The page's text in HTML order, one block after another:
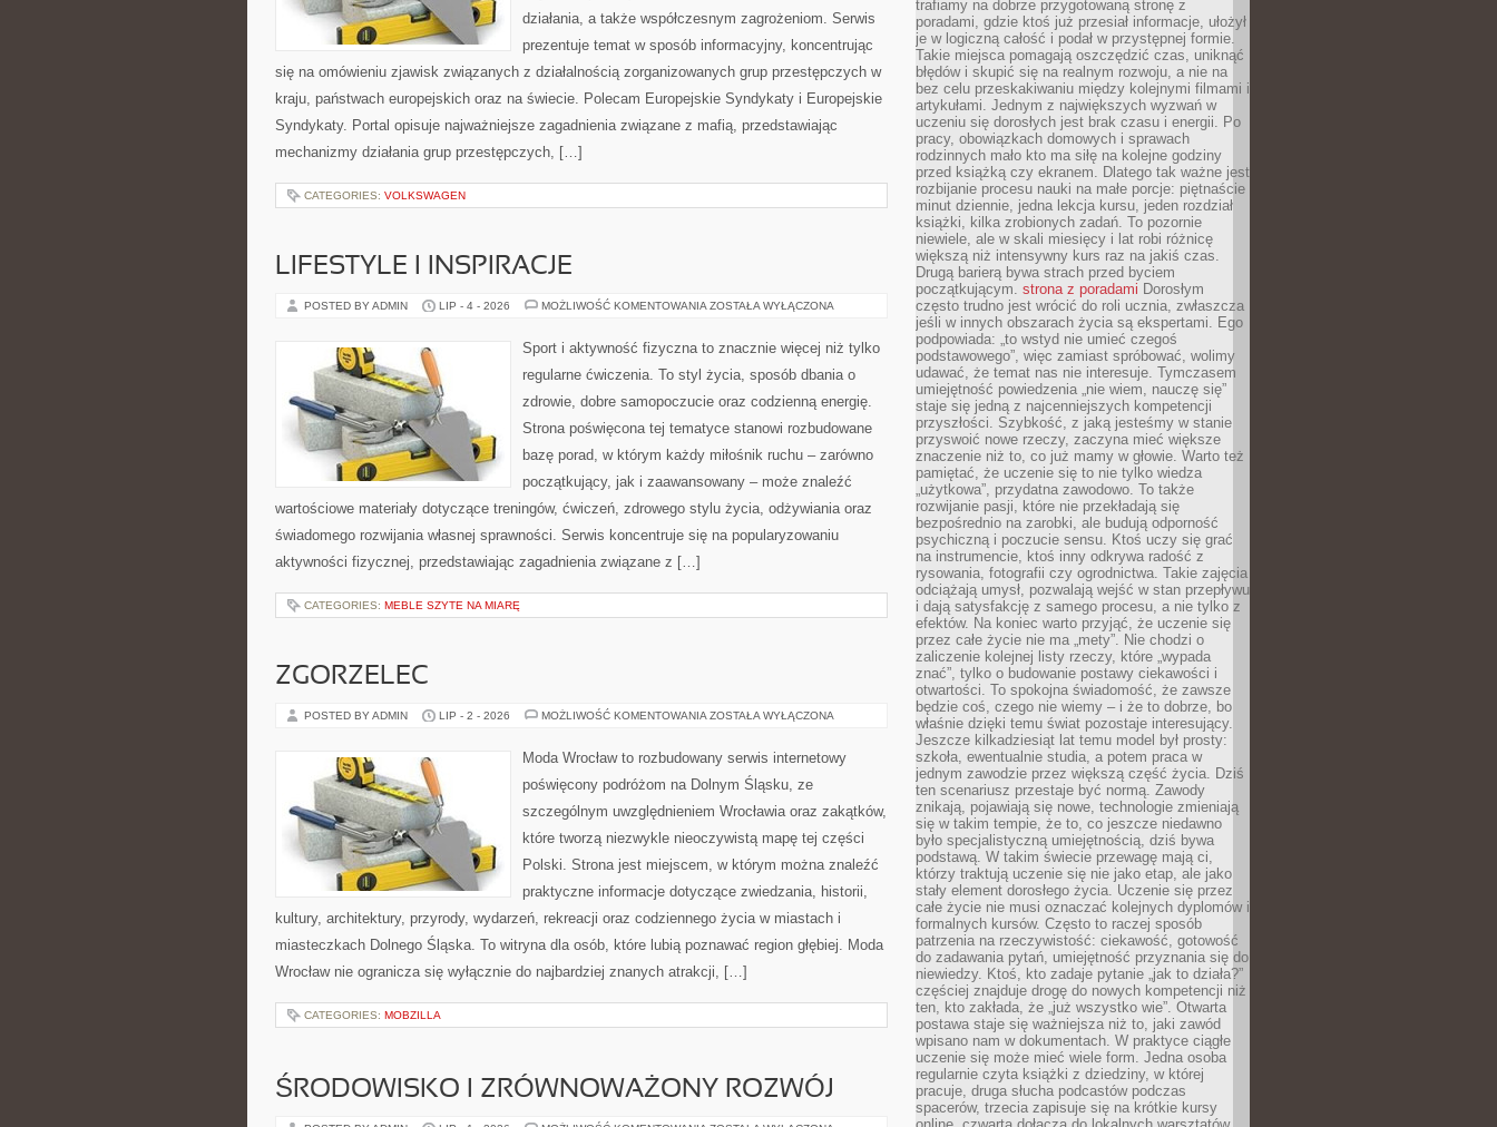
działania, a także współczesnym zagrożeniom. Serwis
prezentuje temat w sposób informacyjny, koncentrując
się na omówieniu zjawisk związanych z działalnością zorganizowanych grup przestępczych w
kraju, państwach europejskich oraz na świecie. Polecam Europejskie Syndykaty i Europejskie
Syndykaty. Portal opisuje najważniejsze zagadnienia związane z mafią, przedstawiając
mechanizmy działania grup przestępczych, […]
CATEGORIES: VOLKSWAGEN
LIFESTYLE I INSPIRACJE
POSTED BY ADMIN LIP - 4 - 2026 MOŻLIWOŚĆ KOMENTOWANIA LIFESTYLE
ZOSTAŁA WYŁĄCZONA
Sport i aktywność fizyczna to znacznie więcej niż tylko
regularne ćwiczenia. To styl życia, sposób dbania o
zdrowie, dobre samopoczucie oraz codzienną energię.
Strona poświęcona tej tematyce stanowi rozbudowane
bazę porad, w którym każdy miłośnik ruchu – zarówno
początkujący, jak i zaawansowany – może znaleźć
wartościowe materiały dotyczące treningów, ćwiczeń, zdrowego stylu życia, odżywiania oraz
świadomego rozwijania własnej sprawności. Serwis koncentruje się na popularyzowaniu
aktywności fizycznej, przedstawiając zagadnienia związane z […]
CATEGORIES: MEBLE SZYTE NA MIARĘ
ZGORZELEC
POSTED BY ADMIN LIP - 2 - 2026 MOŻLIWOŚĆ KOMENTOWANIA ZGORZELEC
ZOSTAŁA WYŁĄCZONA
Moda Wrocław to rozbudowany serwis internetowy
poświęcony podróżom na Dolnym Śląsku, ze
szczególnym uwzględnieniem Wrocławia oraz zakątków,
które tworzą niezwykle nieoczywistą mapę tej części
Polski. Strona jest miejscem, w którym można znaleźć
praktyczne informacje dotyczące zwiedzania, historii,
kultury, architektury, przyrody, wydarzeń, rekreacji oraz codziennego życia w miastach i
miasteczkach Dolnego Śląska. To witryna dla osób, które lubią poznawać region głębiej. Moda
Wrocław nie ogranicza się wyłącznie do najbardziej znanych atrakcji, […]
CATEGORIES: MOBZILLA
ŚRODOWISKO I ZRÓWNOWAŻONY ROZWÓJ
trafiamy na dobrze przygotowaną stronę z
poradami, gdzie ktoś już przesiał informacje, ułożył
je w logiczną całość i podał w przystępnej formie.
Takie miejsca pomagają oszczędzić czas, uniknąć
błędów i skupić się na realnym rozwoju, a nie na
bez celu przeskakiwaniu między kolejnymi filmami i
artykułami. Jednym z największych wyzwań w
uczeniu się dorosłych jest brak czasu i energii. Po
pracy, obowiązkach domowych i sprawach
rodzinnych mało kto ma siłę na kolejne godziny
przed książką czy ekranem. Dlatego tak ważne jest
rozbijanie procesu nauki na małe porcje: piętnaście
minut dziennie, jedna lekcja kursu, jeden rozdział
książki, kilka zrobionych zadań. To pozornie
niewiele, ale w skali miesięcy i lat robi różnicę
większą niż intensywny kurs raz na jakiś czas.
Drugą barierą bywa strach przed byciem
początkującym. strona z poradami Dorosłym
często trudno jest wrócić do roli ucznia, zwłaszcza
jeśli w innych obszarach życia są ekspertami. Ego
podpowiada: „to wstyd nie umieć czegoś
podstawowego”, więc zamiast spróbować, wolimy
udawać, że temat nas nie interesuje. Tymczasem
umiejętność powiedzenia „nie wiem, nauczę się”
staje się jedną z najcenniejszych kompetencji
przyszłości. Szybkość, z jaką jesteśmy w stanie
przyswoić nowe rzeczy, zaczyna mieć większe
znaczenie niż to, co już mamy w głowie. Warto też
pamiętać, że uczenie się to nie tylko wiedza
„użytkowa”, przydatna zawodowo. To także
rozwijanie pasji, które nie przekładają się
bezpośrednio na zarobki, ale budują odporność
psychiczną i poczucie sensu. Ktoś uczy się grać
na instrumencie, ktoś inny odkrywa radość z
rysowania, fotografii czy ogrodnictwa. Takie zajęcia
odciążają umysł, pozwalają wejść w stan przepływu
i dają satysfakcję z samego procesu, a nie tylko z
efektów. Na koniec warto przyjąć, że uczenie się
przez całe życie nie ma „mety”. Nie chodzi o
zaliczenie kolejnej listy rzeczy, które „wypada
znać”, tylko o budowanie postawy ciekawości i
otwartości. To spokojna świadomość, że zawsze
będzie coś, czego nie wiemy – i że to dobrze, bo
właśnie dzięki temu świat pozostaje interesujący.
Jeszcze kilkadziesiąt lat temu model był prosty:
szkoła, ewentualnie studia, a potem praca w
jednym zawodzie przez większą część życia. Dziś
ten scenariusz przestaje być normą. Zawody
znikają, pojawiają się nowe, technologie zmieniają
się w takim tempie, że to, co jeszcze niedawno
było specjalistyczną umiejętnością, dziś bywa
podstawą. W takim świecie przewagę mają ci,
którzy traktują uczenie się nie jako etap, ale jako
stały element dorosłego życia. Uczenie się przez
całe życie nie musi oznaczać kolejnych dyplomów i
formalnych kursów. Często to raczej sposób
patrzenia na rzeczywistość: ciekawość, gotowość
do zadawania pytań, umiejętność przyznania się do
niewiedzy. Ktoś, kto zadaje pytanie „jak to działa?”
częściej znajduje drogę do nowych kompetencji niż
ten, kto zakłada, że „już wszystko wie”. Otwarta
postawa staje się ważniejsza niż to, jaki zawód
wpisano nam w dokumentach. W praktyce ciągłe
uczenie się może mieć wiele form. Jedna osoba
regularnie czyta książki z dziedziny, w której
pracuje, druga słucha podcastów podczas
spacerów, trzecia zapisuje się na krótkie kursy